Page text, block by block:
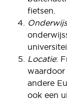
fietsen.
Onderwijs
Locatie:
waardoor
andere
ook een